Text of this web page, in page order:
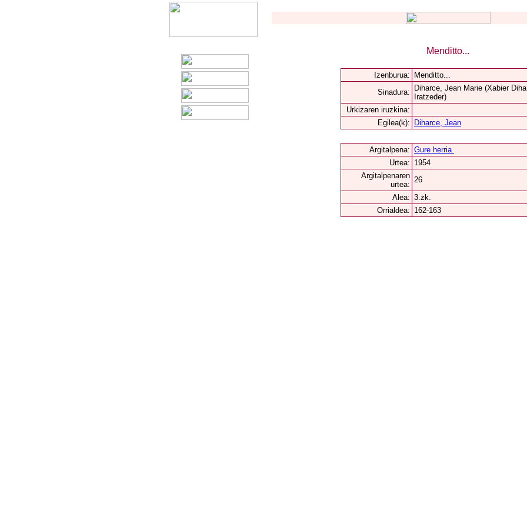
Menditto...
Izenburua:
Menditto...
Sinadura:
Diharce, Jean Marie (Xabier
Iratzeder)
Urkizaren iruzkina:
Egilea(k):
Diharce, Jean
Argitalpena: Gure herria.
Urtea: 1954
Argitalpenaren
urtea:
26
Alea: 3.zk.
Orrialdea: 162-163